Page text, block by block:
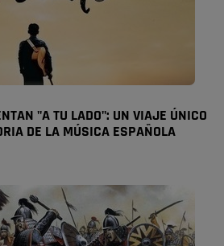
"A TU LADO": UN VIAJE ÚNICO
DE LA MÚSICA ESPAÑOLA